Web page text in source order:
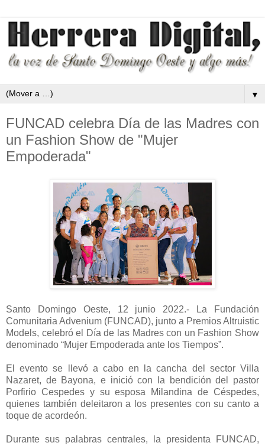
▼
FUNCAD celebra Día de las Madres con
un Fashion Show de "Mujer
Empoderada"
Santo Domingo Oeste, 12 junio 2022.- La Fundación
Comunitaria Advenium (FUNCAD), junto a Premios Altruistic
Models, celebró el Día de las Madres con un Fashion Show
denominado “Mujer Empoderada ante los Tiempos”.
El evento se llevó a cabo en la cancha del sector Villa
Nazaret, de Bayona, e inició con la bendición del pastor
Porfirio Cespedes y su esposa Milandina de Céspedes,
quienes también deleitaron a los presentes con su canto a
toque de acordeón.
Durante sus palabras centrales, la presidenta FUNCAD,